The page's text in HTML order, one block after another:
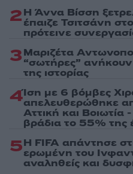
2Η Άννα Βίσση
έπαιζε Τσιτσάνη
πρότεινε
3Μαριζέτα
“σωτήρες”
της ιστορίας
4Ίση με 6 βόμβες
απελευθερώθηκε
Αττική και
βράδια το 55% της
5Η FIFA απάντησε
ερωμένη του
αναληθείς και